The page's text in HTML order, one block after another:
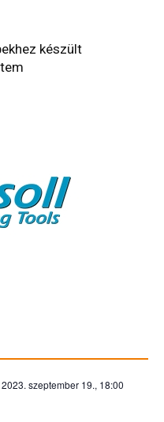
készült
2023. szeptember 19., 18:00